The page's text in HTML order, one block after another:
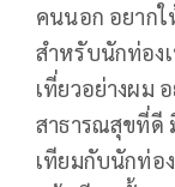
คนนอก อยากใ
สำหรับนักท่อง
เที่ยวอย่างผม
สาธารณสุขที่ดี
เทียมกับนักท่อ